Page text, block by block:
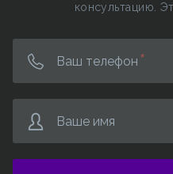
консультацию.
Ваш телефон
Ваше имя